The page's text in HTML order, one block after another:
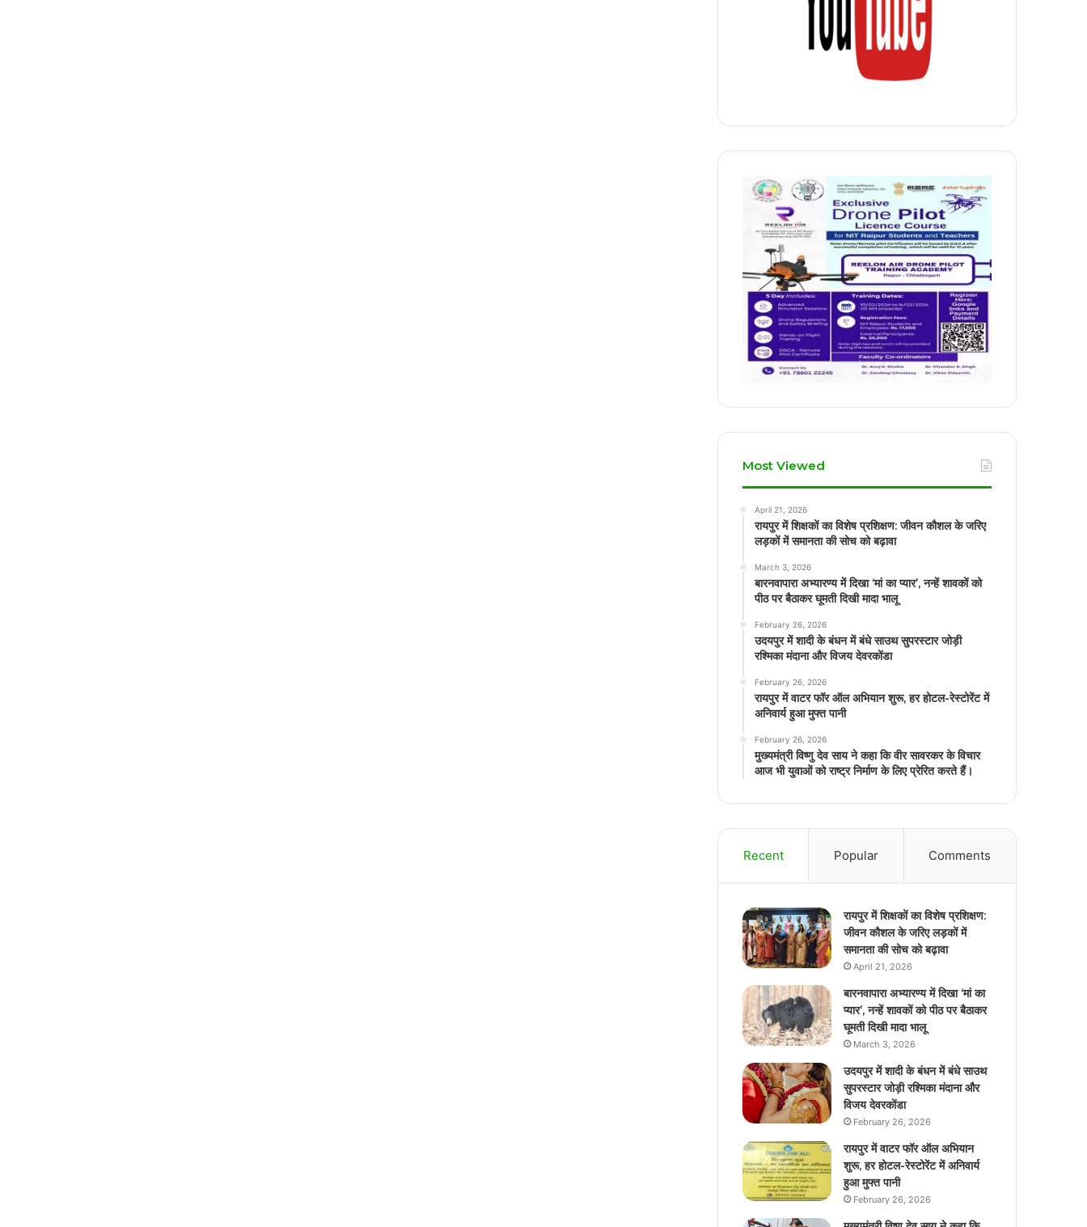
Most Viewed
April 21, 2026
रायपुर में शिक्षकों का विशेष प्रशिक्षण: जीवन कौशल के जरिए
लड़कों में समानता की सोच को बढ़ावा
March 3, 2026
बारनवापारा अभ्यारण्य में दिखा ‘मां का प्यार’, नन्हें शावकों को
पीठ पर बैठाकर घूमती दिखी मादा भालू
February 26, 2026
उदयपुर में शादी के बंधन में बंधे साउथ सुपरस्टार जोड़ी
रश्मिका मंदाना और विजय देवरकोंडा
February 26, 2026
रायपुर में वाटर फॉर ऑल अभियान शुरू, हर होटल-रेस्टोरेंट में
अनिवार्य हुआ मुफ्त पानी
February 26, 2026
मुख्यमंत्री विष्णु देव साय ने कहा कि वीर सावरकर के विचार
आज भी युवाओं को राष्ट्र निर्माण के लिए प्रेरित करते हैं।
Recent Popular Comments
रायपुर में शिक्षकों का विशेष प्रशिक्षण:
जीवन कौशल के जरिए लड़कों में
समानता की सोच को बढ़ावा
April 21, 2026
बारनवापारा अभ्यारण्य में दिखा ‘मां का
प्यार’, नन्हें शावकों को पीठ पर बैठाकर
घूमती दिखी मादा भालू
March 3, 2026
उदयपुर में शादी के बंधन में बंधे साउथ
सुपरस्टार जोड़ी रश्मिका मंदाना और
विजय देवरकोंडा
February 26, 2026
रायपुर में वाटर फॉर ऑल अभियान
शुरू, हर होटल-रेस्टोरेंट में अनिवार्य
हुआ मुफ्त पानी
February 26, 2026